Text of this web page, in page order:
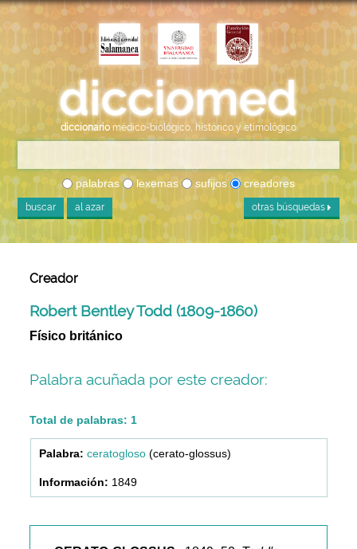
diccionario médico-biológico, histórico y etimológico
palabras lexemas sufijos creadores
buscar al azar otras búsquedas
Creador
Robert Bentley Todd (1809-1860)
Físico británico
Palabra acuñada por este creador:
Total de palabras: 1
ceratogloso(cerato-glossus)
1849